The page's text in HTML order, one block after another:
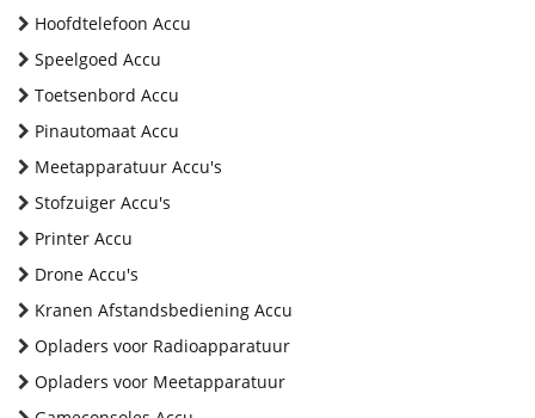
Hoofdtelefoon Accu
Speelgoed Accu
Toetsenbord Accu
Pinautomaat Accu
Meetapparatuur Accu's
Stofzuiger Accu's
Printer Accu
Drone Accu's
Kranen Afstandsbediening Accu
Opladers voor Radioapparatuur
Opladers voor Meetapparatuur